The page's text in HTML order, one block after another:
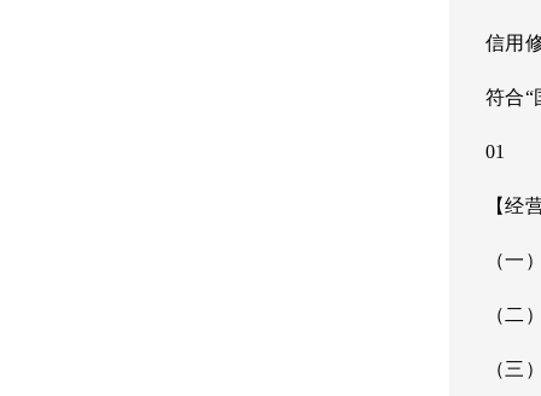
信用
符合“
01
【经
（一
（二
（三